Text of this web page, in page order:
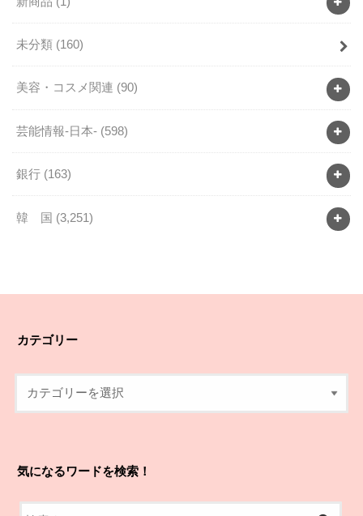
未分類 (160)
美容・コスメ関連 (90)
芸能情報-日本- (598)
銀行 (163)
韓 国 (3,251)
カテゴリー
気になるワードを検索！